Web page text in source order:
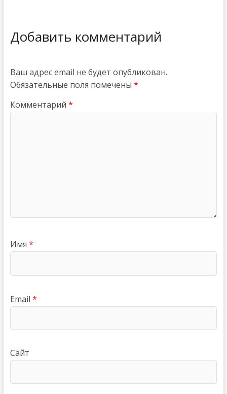
Добавить комментарий
Ваш адрес email не будет опубликован.
Обязательные поля помечены *
Комментарий *
Имя *
Email *
Сайт